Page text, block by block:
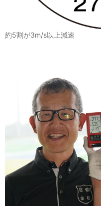
約5割が3m/s以上減速